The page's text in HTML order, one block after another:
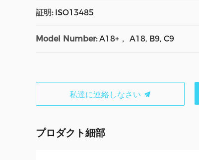
証明: ISO13485
Model Number: A18+， A18, B9, C9
私達に連絡しなさい
プロダクト細部